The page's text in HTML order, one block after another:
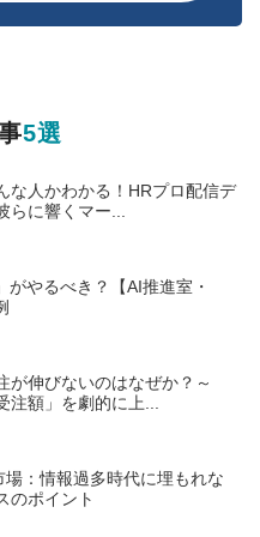
5選
な人かわかる！HRプロ配信デ
らに響くマー...
がやるべき？【AI推進室・
が伸びないのはなぜか？～
注額」を劇的に上...
：情報過多時代に埋もれな
のポイント